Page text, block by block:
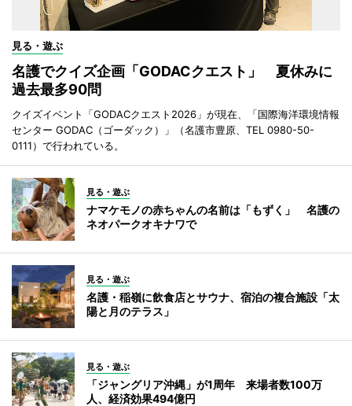
見る・遊ぶ
名護でクイズ企画「GODACクエスト」 夏休みに
過去最多90問
クイズイベント「GODACクエスト2026」が現在、「国際海洋環境情報
センター GODAC（ゴーダック）」（名護市豊原、TEL 0980-50-
0111）で行われている。
見る・遊ぶ
ナマケモノの赤ちゃんの名前は「もずく」 名護の
ネオパークオキナワで
見る・遊ぶ
名護・稲嶺に飲食店とサウナ、宿泊の複合施設「太
陽と月のテラス」
見る・遊ぶ
「ジャングリア沖縄」が1周年 来場者数100万
人、経済効果494億円